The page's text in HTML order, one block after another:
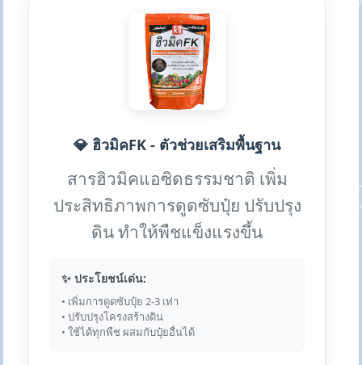
💎 ฮิวมิคFK - ตัวช่วยเสริมพื้นฐาน
สารฮิวมิคแอซิดธรรมชาติ เพิ่ม
ประสิทธิภาพการดูดซับปุ๋ย ปรับปรุง
ดิน ทำให้พืชแข็งแรงขึ้น
✨ ประโยชน์เด่น:
• เพิ่มการดูดซับปุ๋ย 2-3 เท่า
• ปรับปรุงโครงสร้างดิน
• ใช้ได้ทุกพืช ผสมกับปุ๋ยอื่นได้